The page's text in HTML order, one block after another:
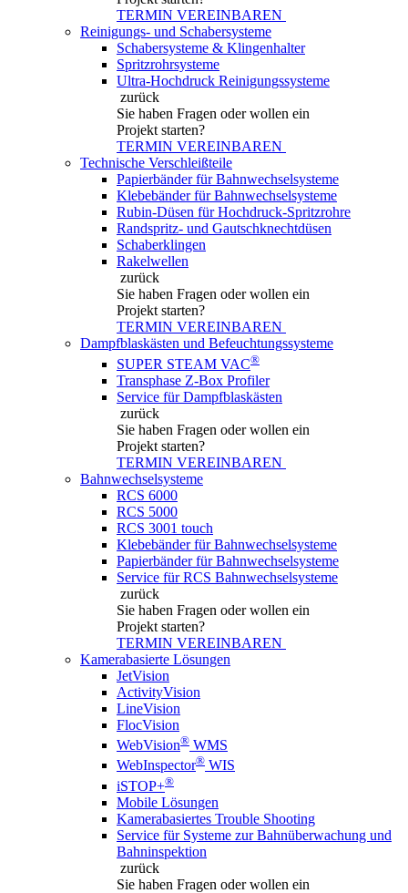
TERMIN VEREINBAREN
Reinigungs- und Schabersysteme
Schabersysteme & Klingenhalter
Spritzrohrsysteme
Ultra-Hochdruck Reinigungssysteme
zurück
Sie haben Fragen oder wollen ein
Projekt starten?
TERMIN VEREINBAREN
Technische Verschleißteile
Papierbänder für Bahnwechselsysteme
Klebebänder für Bahnwechselsysteme
Rubin-Düsen für Hochdruck-Spritzrohre
Randspritz- und Gautschknechtdüsen
Schaberklingen
Rakelwellen
zurück
Sie haben Fragen oder wollen ein
Projekt starten?
TERMIN VEREINBAREN
Dampfblaskästen und Befeuchtungssysteme
SUPER STEAM VAC®
Transphase Z-Box Profiler
Service für Dampfblaskästen
zurück
Sie haben Fragen oder wollen ein
Projekt starten?
TERMIN VEREINBAREN
Bahnwechselsysteme
RCS 6000
RCS 5000
RCS 3001 touch
Klebebänder für Bahnwechselsysteme
Papierbänder für Bahnwechselsysteme
Service für RCS Bahnwechselsysteme
zurück
Sie haben Fragen oder wollen ein
Projekt starten?
TERMIN VEREINBAREN
Kamerabasierte Lösungen
JetVision
ActivityVision
LineVision
FlocVision
WebVision® WMS
WebInspector® WIS
iSTOP+®
Mobile Lösungen
Kamerabasiertes Trouble Shooting
Service für Systeme zur Bahnüberwachung und
Bahninspektion
zurück
Sie haben Fragen oder wollen ein